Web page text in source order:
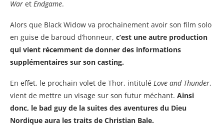
War et Endgame.
Alors que Black Widow va prochainement avoir son film solo
en guise de baroud d’honneur, c’est une autre production
qui vient récemment de donner des informations
supplémentaires sur son casting.
En effet, le prochain volet de Thor, intitulé Love and Thunder,
vient de mettre un visage sur son futur méchant. Ainsi
donc, le bad guy de la suites des aventures du Dieu
Nordique aura les traits de Christian Bale.